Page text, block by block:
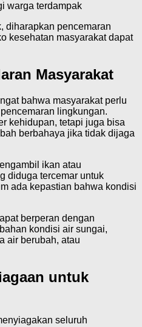
warga terdampak
diharapkan pencemaran
kesehatan masyarakat dapat
Masyarakat
bahwa masyarakat perlu
lingkungan.
kehidupan, tetapi juga bisa
berbahaya jika tidak dijaga
ikan atau
diduga tercemar untuk
ada kepastian bahwa kondisi
berperan dengan
kondisi air sungai,
air berubah, atau
untuk
seluruh